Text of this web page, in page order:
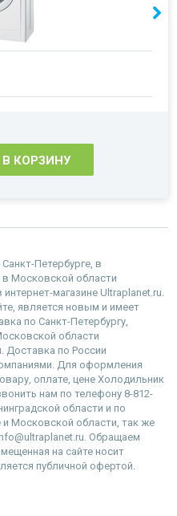
В КОРЗИНУ
Петербурге, в
Московской области
магазине Ultraplanet.ru.
является новым и имеет
по Санкт-Петербургу,
области
Доставка по России
Для оформления
оплате, цене Холодильник
нам по телефону 8-812-
области и по
Московской области, так же
Обращаем
на сайте носит
публичной офертой.